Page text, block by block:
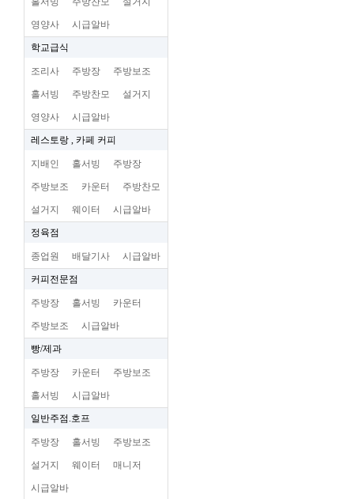
영양사 시급알바
학교급식
조리사 주방장 주방보조
홀서빙 주방찬모 설거지
영양사 시급알바
레스토랑 , 카페 커피
지배인 홀서빙 주방장
주방보조 카운터 주방찬모
설거지 웨이터 시급알바
정육점
종업원 배달기사 시급알바
커피전문점
주방장 홀서빙 카운터
주방보조 시급알바
빵/제과
주방장 카운터 주방보조
홀서빙 시급알바
일반주점.호프
주방장 홀서빙 주방보조
설거지 웨이터 매니저
시급알바